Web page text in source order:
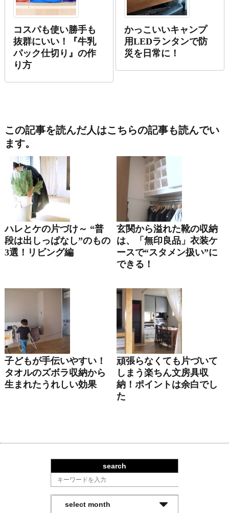
コスパも使い勝手も
抜群にいい！『牛乳
パック仕切り』の作
り方
かっこいいキャンプ
用LEDランタンで防
災を日常に！
この記事を読んだ人はこちらの記事も読んでい
ます。
ハレとケの片づけ～ “普
段は出しっぱなし”のもの
3選！リビング編
玄関から溢れた靴の収納
は、「無印良品」衣装ケ
ースで“スタメン扱い”に
できる！
子どもが手伝いやすい！
タオルのズボラ収納から
生まれたうれしい効果
頑張らなくても片づいて
しまう楽ちん文房具収
納！ポイントは余白でし
た
search